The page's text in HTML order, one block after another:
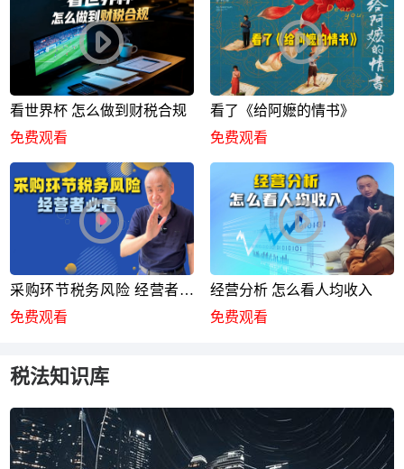
看世界杯 怎么做到财税合规
免费观看
看了《给阿嬷的情书》
免费观看
采购环节税务风险 经营者必
看
免费观看
经营分析 怎么看人均收入
免费观看
税法知识库